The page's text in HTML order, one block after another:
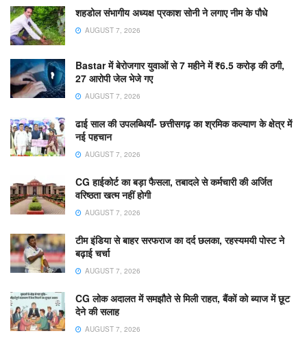
शहडोल संभागीय अध्यक्ष प्रकाश सोनी ने लगाए नीम के पौधे
AUGUST 7, 2026
Bastar में बेरोजगार युवाओं से 7 महीने में ₹6.5 करोड़ की ठगी,
27 आरोपी जेल भेजे गए
AUGUST 7, 2026
ढाई साल की उपलब्धियाँ- छत्तीसगढ़ का श्रमिक कल्याण के क्षेत्र में
नई पहचान
AUGUST 7, 2026
CG हाईकोर्ट का बड़ा फैसला, तबादले से कर्मचारी की अर्जित
वरिष्ठता खत्म नहीं होगी
AUGUST 7, 2026
टीम इंडिया से बाहर सरफराज का दर्द छलका, रहस्यमयी पोस्ट ने
बढ़ाई चर्चा
AUGUST 7, 2026
CG लोक अदालत में समझौते से मिली राहत, बैंकों को ब्याज में छूट
देने की सलाह
AUGUST 7, 2026